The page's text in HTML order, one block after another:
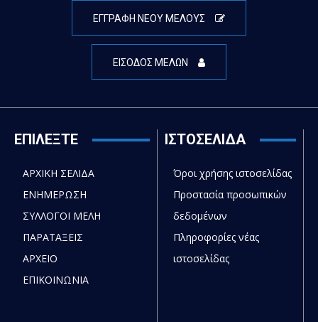
ΕΓΓΡΑΦΗ ΝΕΟΥ ΜΕΛΟΥΣ
ΕΙΣΟΔΟΣ ΜΕΛΩΝ
ΕΠΙΛΕΞΤΕ
ΑΡΧΙΚΗ ΣΕΛΙΔΑ
ΕΝΗΜΕΡΩΣΗ
ΣΥΛΛΟΓΟΙ ΜΕΛΗ
ΠΑΡΑΤΑΞΕΙΣ
ΑΡΧΕΙΟ
ΕΠΙΚΟΙΝΩΝΙΑ
ΙΣΤΟΣΕΛΙΔΑ
Όροι χρήσης ιστοσελίδας
Προστασία προσωπικών
δεδομένων
Πληροφορίες νέας
ιστοσελίδας